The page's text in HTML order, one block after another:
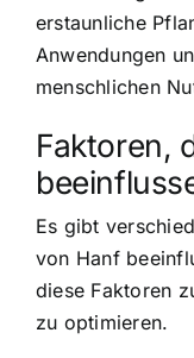
erstaunliche
Anwendungen
menschlichen
Faktoren,
Es gibt
von Hanf
diese Faktoren
zu optimieren.